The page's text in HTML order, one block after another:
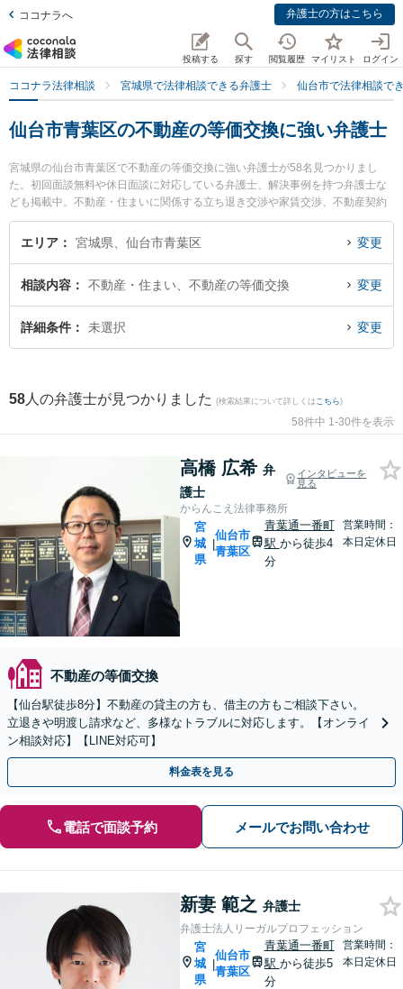
ココナラへ 弁護士の方はこちら
投稿する 探す 閲覧履歴 マイリスト ログイン
ココナラ法律相談 宮城県で法律相談できる弁護士 仙台市で法律相談で
仙台市青葉区の不動産の等価交換に強い弁護士
宮城県の仙台市青葉区で不動産の等価交換に強い弁護士が58名見つかりまし
た。初回面談無料や休日面談に対応している弁護士、解決事例を持つ弁護士な
ども掲載中。不動産・住まいに関係する立ち退き交渉や家賃交渉、不動産契約
解除等の細かな分野での絞り込み検索もでき便利です。特にからんこえ法律事
務所の高橋 広希弁護士や弁護士法人リーガルプロフェッションの新妻 範之弁護
等価交換のトラブルを今すぐに弁護士に相談したい』『不動産の等価交換のト
ラブル解決の実績豊富な近くの弁護士を検索したい』『初回相談無料で不動産
の等価交換を法律相談できる仙台市青葉区内の弁護士に相談予約したい』など
エリア 宮城県、仙台市青葉区 変更
相談内容 不動産・住まい、不動産の等価交換 変更
詳細条件 未選択 変更
58 人の弁護士が見つかりました (検索結果について詳しくは こちら)
58件中 1-30件を表示
高橋 広希 弁
護士
インタビューを
見る
からんこえ法律事務所
宮
城
県
|
仙台市
青葉区
青葉通一番町
駅 から徒歩4
分
営業時間：
本日定休日
不動産の等価交換
【仙台駅徒歩8分】不動産の貸主の方も、借主の方もご相談下さい。
立退きや明渡し請求など、多様なトラブルに対応します。【オンライ
ン相談対応】【LINE対応可】
料金表を見る
電話で面談予約 メールでお問い合わせ
新妻 範之 弁護士
弁護士法人リーガルプロフェッション
宮
城
県
|
仙台市
青葉区
青葉通一番町
駅 から徒歩5
分
営業時間：
本日定休日